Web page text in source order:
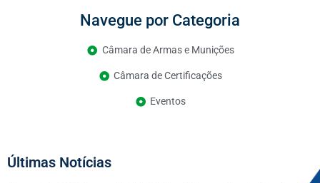
Navegue por Categoria
Câmara de Armas e Munições
Câmara de Certificações
Eventos
Últimas Notícias